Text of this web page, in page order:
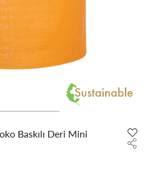
Baskılı Deri Mini